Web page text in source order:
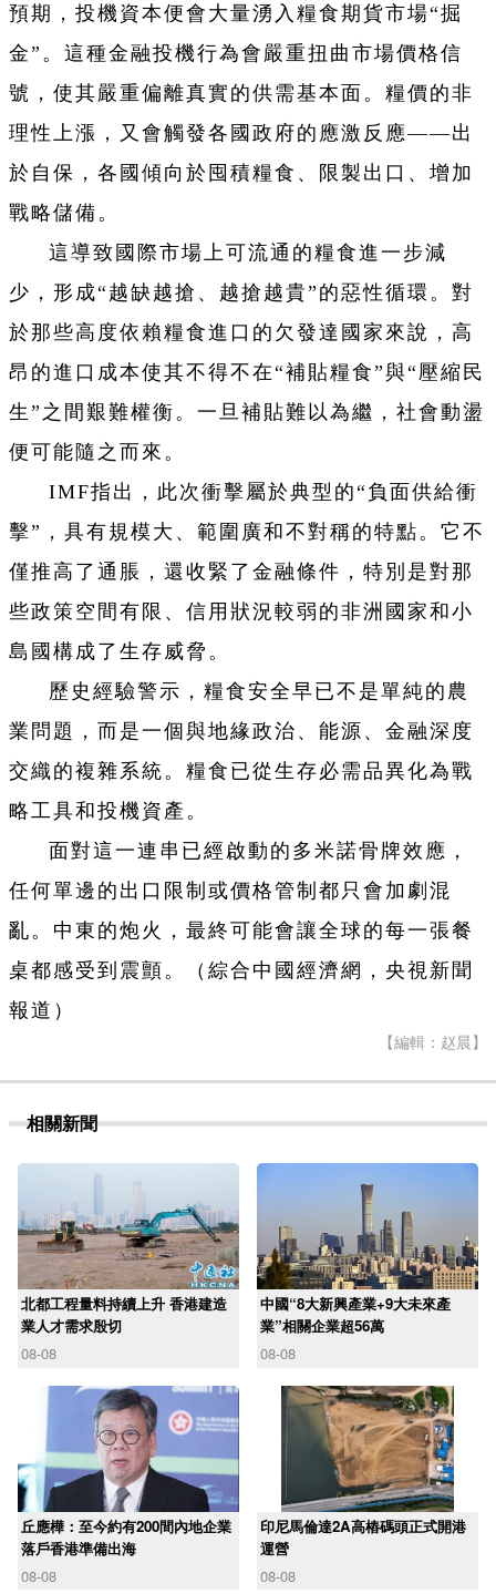
預期，投機資本便會大量湧入糧食期貨市場“掘
金”。這種金融投機行為會嚴重扭曲市場價格信
號，使其嚴重偏離真實的供需基本面。糧價的非
理性上漲，又會觸發各國政府的應激反應——出
於自保，各國傾向於囤積糧食、限製出口、增加
戰略儲備。
這導致國際市場上可流通的糧食進一步減
少，形成“越缺越搶、越搶越貴”的惡性循環。對
於那些高度依賴糧食進口的欠發達國家來說，高
昂的進口成本使其不得不在“補貼糧食”與“壓縮民
生”之間艱難權衡。一旦補貼難以為繼，社會動盪
便可能隨之而來。
IMF指出，此次衝擊屬於典型的“負面供給衝
擊”，具有規模大、範圍廣和不對稱的特點。它不
僅推高了通脹，還收緊了金融條件，特別是對那
些政策空間有限、信用狀況較弱的非洲國家和小
島國構成了生存威脅。
歷史經驗警示，糧食安全早已不是單純的農
業問題，而是一個與地緣政治、能源、金融深度
交織的複雜系統。糧食已從生存必需品異化為戰
略工具和投機資產。
面對這一連串已經啟動的多米諾骨牌效應，
任何單邊的出口限制或價格管制都只會加劇混
亂。中東的炮火，最終可能會讓全球的每一張餐
桌都感受到震顫。（綜合中國經濟網，央視新聞
報道）
【編輯：赵晨】
相關新聞
北都工程量料持續上升 香港建造
業人才需求殷切
08-08
中國“8大新興產業+9大未來產
業”相關企業超56萬
08-08
丘應樺：至今約有200間內地企業
落戶香港準備出海
08-08
印尼馬倫達2A高樁碼頭正式開港
運營
08-08